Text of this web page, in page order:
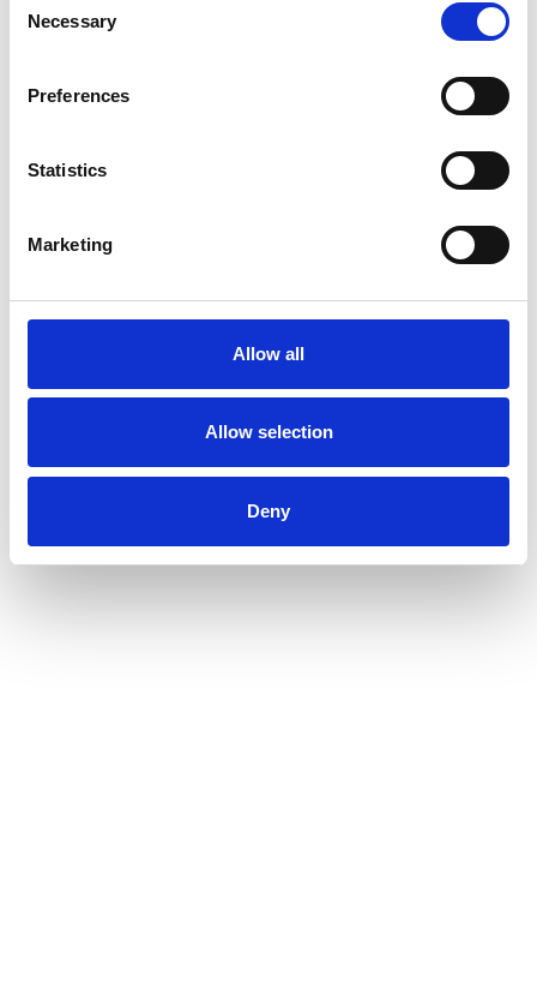
Selection
Necessary
Preferences
Statistics
Marketing
Allow all
Allow selection
Deny